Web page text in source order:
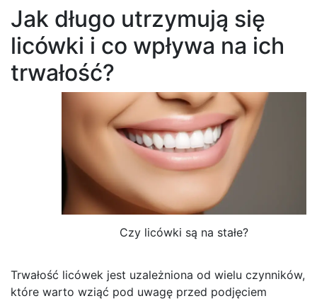
Jak długo utrzymują się
licówki i co wpływa na ich
trwałość?
Czy licówki są na stałe?
Trwałość licówek jest uzależniona od wielu czynników,
które warto wziąć pod uwagę przed podjęciem